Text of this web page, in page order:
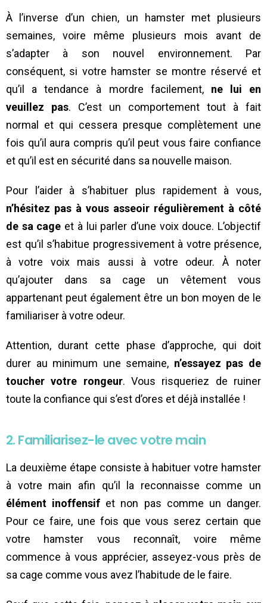
À l’inverse d’un chien, un hamster met plusieurs
semaines, voire même plusieurs mois avant de
s’adapter à son nouvel environnement. Par
conséquent, si votre hamster se montre réservé et
qu’il a tendance à mordre facilement, ne lui en
veuillez pas. C’est un comportement tout à fait
normal et qui cessera presque complètement une
fois qu’il aura compris qu’il peut vous faire confiance
et qu’il est en sécurité dans sa nouvelle maison.
Pour l’aider à s’habituer plus rapidement à vous,
n’hésitez pas à vous asseoir régulièrement à côté
de sa cage et à lui parler d’une voix douce. L’objectif
est qu’il s’habitue progressivement à votre présence,
à votre voix mais aussi à votre odeur. À noter
qu’ajouter dans sa cage un vêtement vous
appartenant peut également être un bon moyen de le
familiariser à votre odeur.
Attention, durant cette phase d’approche, qui doit
durer au minimum une semaine, n’essayez pas de
toucher votre rongeur. Vous risqueriez de ruiner
toute la confiance qui s’est d’ores et déjà installée !
2. Familiarisez-le avec votre main
La deuxième étape consiste à habituer votre hamster
à votre main afin qu’il la reconnaisse comme un
élément inoffensif et non pas comme un danger.
Pour ce faire, une fois que vous serez certain que
votre hamster vous reconnaît, voire même
commence à vous apprécier, asseyez-vous près de
sa cage comme vous avez l’habitude de le faire.